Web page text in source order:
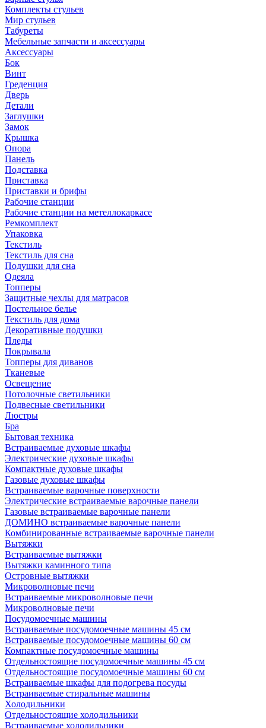
Комплекты стульев
Мир стульев
Табуреты
Мебельные запчасти и аксессуары
Аксессуары
Бок
Винт
Греденция
Дверь
Детали
Заглушки
Замок
Крышка
Опора
Панель
Подставка
Приставка
Приставки и брифы
Рабочие станции
Рабочие станции на метеллокаркасе
Ремкомплект
Упаковка
Текстиль
Текстиль для сна
Подушки для сна
Одеяла
Топперы
Защитные чехлы для матрасов
Постельное белье
Текстиль для дома
Декоративные подушки
Пледы
Покрывала
Топперы для диванов
Тканевые
Освещение
Потолочные светильники
Подвесные светильники
Люстры
Бра
Бытовая техника
Встраиваемые духовые шкафы
Электрические духовые шкафы
Компактные духовые шкафы
Газовые духовые шкафы
Встраиваемые варочные поверхности
Электрические встраиваемые варочные панели
Газовые встраиваемые варочные панели
ДОМИНО встраиваемые варочные панели
Комбинированные встраиваемые варочные панели
Вытяжки
Встраиваемые вытяжки
Вытяжки каминного типа
Островные вытяжки
Микроволновые печи
Встраиваемые микроволновые печи
Микроволновые печи
Посудомоечные машины
Встраиваемые посудомоечные машины 45 см
Встраиваемые посудомоечные машины 60 см
Компактные посудомоечные машины
Отдельностоящие посудомоечные машины 45 см
Отдельностоящие посудомоечные машины 60 см
Встраиваемые шкафы для подогрева посуды
Встраиваемые стиральные машины
Холодильники
Отдельностоящие холодильники
Встраиваемые холодильники